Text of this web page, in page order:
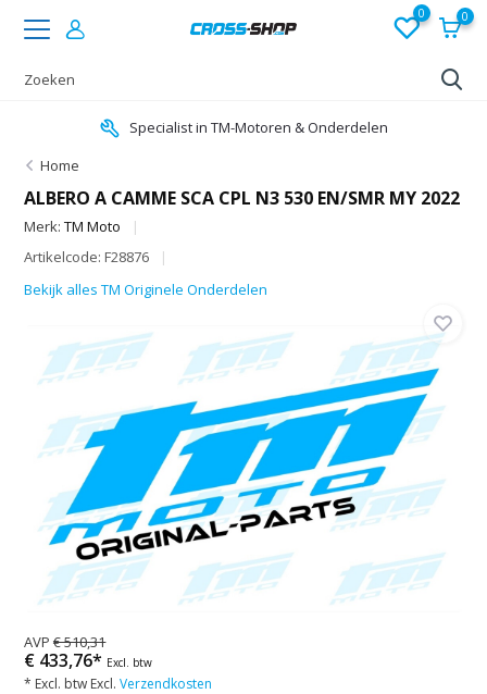
0 0
Specialist in TM-Motoren & Onderdelen
Home
ALBERO A CAMME SCA CPL N3 530 EN/SMR MY 2022
Merk:TM Moto
Artikelcode: F28876
Bekijk alles TM Originele Onderdelen
AVP€ 510,31
€ 433,76* Excl. btw
* Excl. btw Excl.Verzendkosten